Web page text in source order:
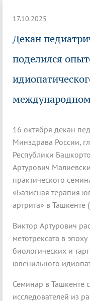
17.10.2025
Декан
поделился
16 октября декан
Минздрава России,
Республики
Артурович
практического
«Базисная терапия
артрита» в Ташкенте
Виктор Артурович
метотрексата в
биологических и
ювенильного
Семинар в Ташкенте
исследователей из